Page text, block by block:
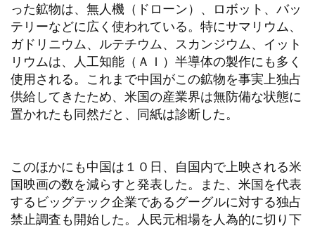
った鉱物は、無人機（ドローン）、ロボット、バッ
テリーなどに広く使われている。特にサマリウム、
ガドリニウム、ルテチウム、スカンジウム、イット
リウムは、人工知能（ＡＩ）半導体の製作にも多く
使用される。これまで中国がこの鉱物を事実上独占
供給してきたため、米国の産業界は無防備な状態に
置かれたも同然だと、同紙は診断した。
このほかにも中国は１０日、自国内で上映される米
国映画の数を減らすと発表した。また、米国を代表
するビッグテック企業であるグーグルに対する独占
禁止調査も開始した。人民元相場を人為的に切り下